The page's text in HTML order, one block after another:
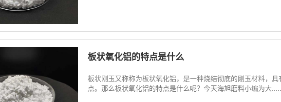
板状氧化铝的特点是什么
板状刚玉又称称为板状氧化铝，是一种烧结彻底的刚玉材料，
点。那么板状氧化铝的特点是什么呢？今天海旭磨料小编为大